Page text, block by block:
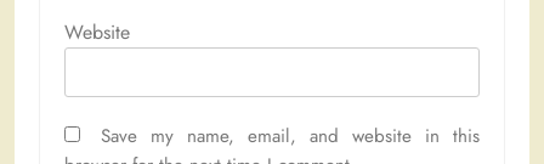
Website
Save my name, email, and website in this